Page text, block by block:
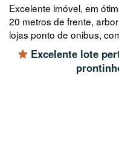
Excelente imóvel, em
20 metros de frente,
lojas ponto de onibus,
Excelente lote